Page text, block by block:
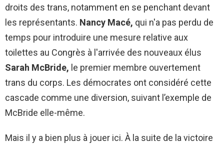
droits des trans, notamment en se penchant devant
les représentants. Nancy Macé, qui n'a pas perdu de
temps pour introduire une mesure relative aux
toilettes au Congrès à l'arrivée des nouveaux élus
Sarah McBride, le premier membre ouvertement
trans du corps. Les démocrates ont considéré cette
cascade comme une diversion, suivant l’exemple de
McBride elle-même.
Mais il y a bien plus à jouer ici. À la suite de la victoire